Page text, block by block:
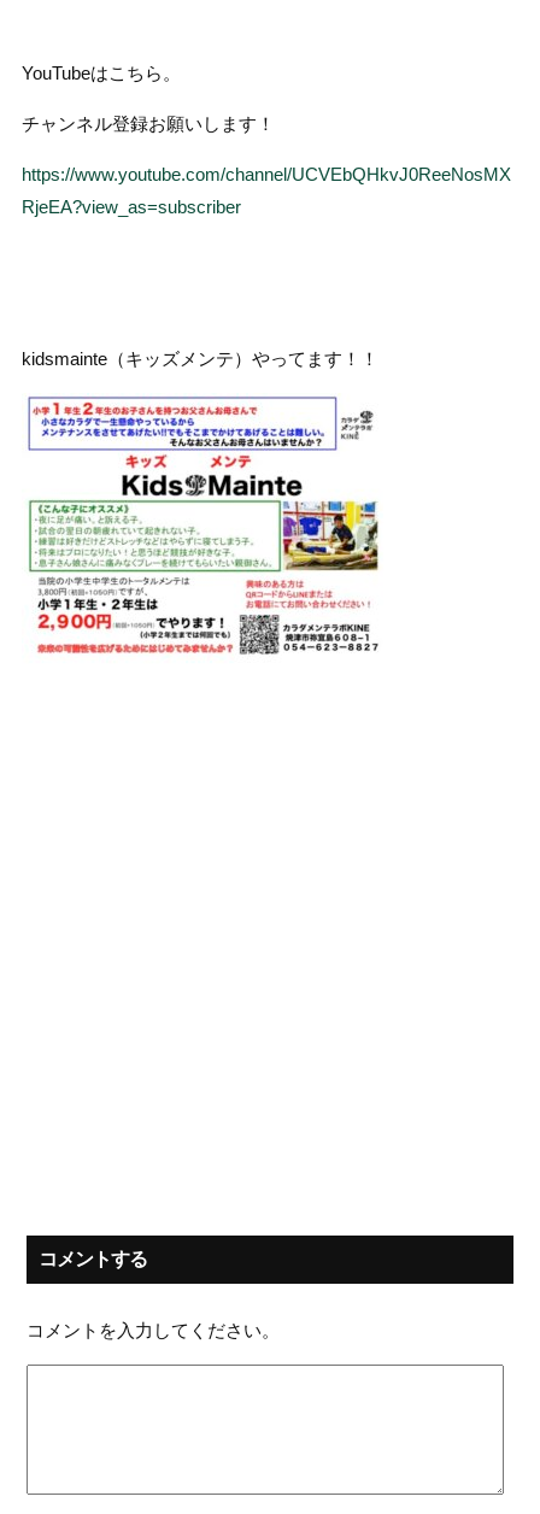
YouTubeはこちら。
チャンネル登録お願いします！
https://www.youtube.com/channel/UCVEbQHkvJ0ReeNosMX
RjeEA?view_as=subscriber
kidsmainte（キッズメンテ）やってます！！
コメントする
コメントを入力してください。